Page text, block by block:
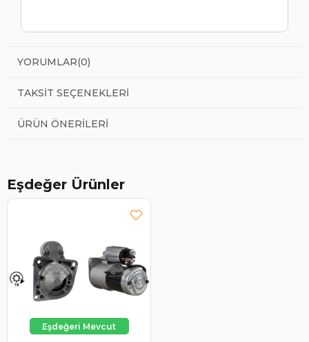
YORUMLAR(0)
TAKSIT SEÇENEKLERI
ÜRÜN ÖNERILERI
Eşdeğer Ürünler